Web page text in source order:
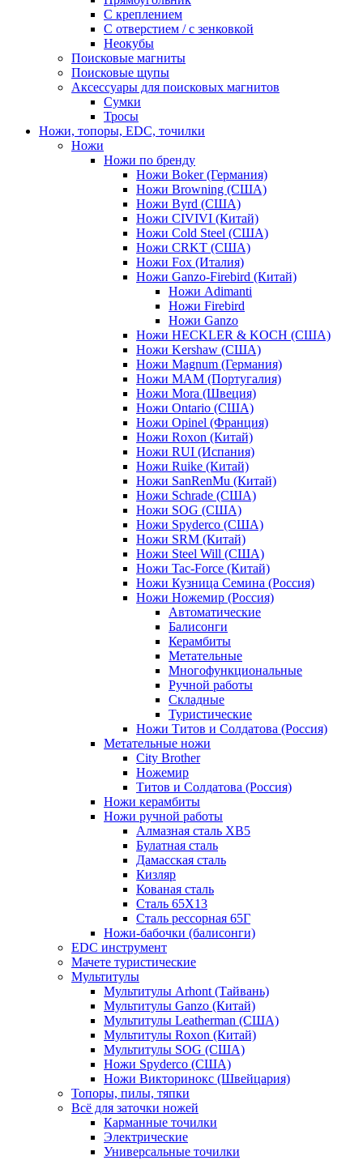
С креплением
С отверстием / с зенковкой
Неокубы
Поисковые магниты
Поисковые щупы
Аксессуары для поисковых магнитов
Сумки
Тросы
Ножи, топоры, EDC, точилки
Ножи
Ножи по бренду
Ножи Boker (Германия)
Ножи Browning (США)
Ножи Byrd (США)
Ножи CIVIVI (Китай)
Ножи Cold Steel (США)
Ножи CRKT (США)
Ножи Fox (Италия)
Ножи Ganzo-Firebird (Китай)
Ножи Adimanti
Ножи Firebird
Ножи Ganzo
Ножи HECKLER & KOCH (США)
Ножи Kershaw (США)
Ножи Magnum (Германия)
Ножи MAM (Португалия)
Ножи Mora (Швеция)
Ножи Ontario (США)
Ножи Opinel (Франция)
Ножи Roxon (Китай)
Ножи RUI (Испания)
Ножи Ruike (Китай)
Ножи SanRenMu (Китай)
Ножи Schrade (США)
Ножи SOG (США)
Ножи Spyderco (США)
Ножи SRM (Китай)
Ножи Steel Will (США)
Ножи Tac-Force (Китай)
Ножи Кузница Семина (Россия)
Ножи Ножемир (Россия)
Автоматические
Балисонги
Керамбиты
Метательные
Многофункциональные
Ручной работы
Складные
Туристические
Ножи Титов и Солдатова (Россия)
Метательные ножи
City Brother
Ножемир
Титов и Солдатова (Россия)
Ножи керамбиты
Ножи ручной работы
Алмазная сталь ХВ5
Булатная сталь
Дамасская сталь
Кизляр
Кованая сталь
Сталь 65Х13
Сталь рессорная 65Г
Ножи-бабочки (балисонги)
EDC инструмент
Мачете туристические
Мультитулы
Мультитулы Arhont (Тайвань)
Мультитулы Ganzo (Китай)
Мультитулы Leatherman (США)
Мультитулы Roxon (Китай)
Мультитулы SOG (США)
Ножи Spyderco (США)
Ножи Викторинокс (Швейцария)
Топоры, пилы, тяпки
Всё для заточки ножей
Карманные точилки
Электрические
Универсальные точилки